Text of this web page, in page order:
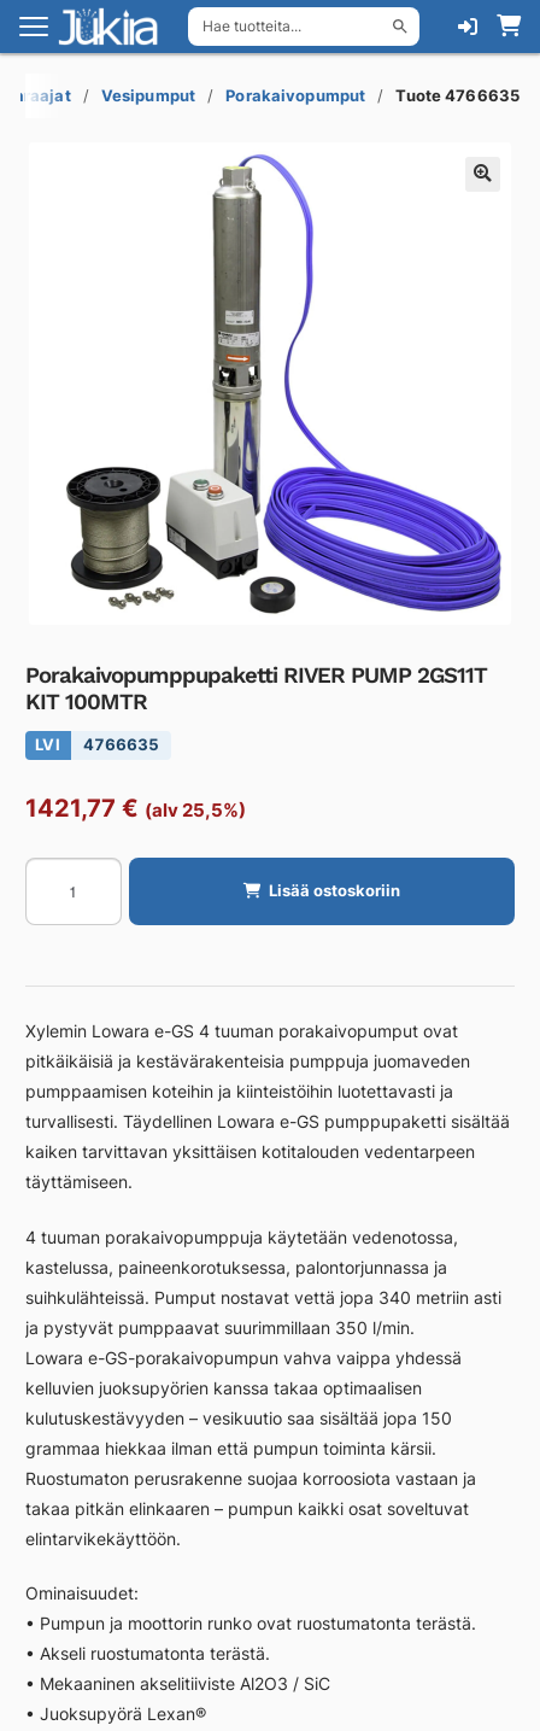
Hae tuotteita...
Siirry
navigointiin
Siirry
sisältöön
Vesipumput Porakaivopumput Tuote 4766635
Porakaivopumppupaketti RIVER PUMP 2GS11T
KIT 100MTR
LVI 4766635
1421,77 € (alv 25,5%)
Porakaivopumppupaketti
PUMP
KIT
määrä
Lisää ostoskoriin
Xylemin Lowara e-GS 4 tuuman porakaivopumput ovat
pitkäikäisiä ja kestävärakenteisia pumppuja juomaveden
pumppaamisen koteihin ja kiinteistöihin luotettavasti ja
turvallisesti. Täydellinen Lowara e-GS pumppupaketti sisältää
kaiken tarvittavan yksittäisen kotitalouden vedentarpeen
täyttämiseen.
4 tuuman porakaivopumppuja käytetään vedenotossa,
kastelussa, paineenkorotuksessa, palontorjunnassa ja
suihkulähteissä. Pumput nostavat vettä jopa 340 metriin asti
ja pystyvät pumppaavat suurimmillaan 350 l/min.
Lowara e-GS-porakaivopumpun vahva vaippa yhdessä
kelluvien juoksupyörien kanssa takaa optimaalisen
kulutuskestävyyden – vesikuutio saa sisältää jopa 150
grammaa hiekkaa ilman että pumpun toiminta kärsii.
Ruostumaton perusrakenne suojaa korroosiota vastaan ja
takaa pitkän elinkaaren – pumpun kaikki osat soveltuvat
elintarvikekäyttöön.
Ominaisuudet:
• Pumpun ja moottorin runko ovat ruostumatonta terästä.
• Akseli ruostumatonta terästä.
• Mekaaninen akselitiiviste Al2O3 / SiC
• Juoksupyörä Lexan®